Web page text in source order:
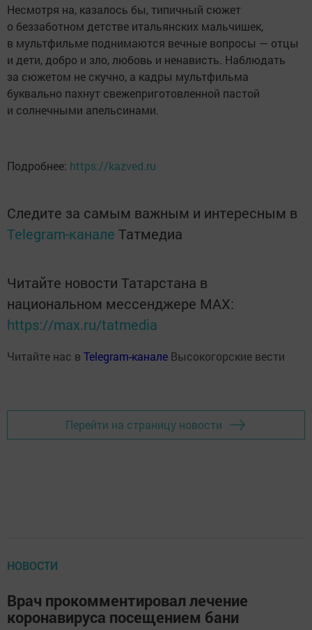
Несмотря на, казалось бы, типичный сюжет
о беззаботном детстве итальянских мальчишек,
в мультфильме поднимаются вечные вопросы — отцы
и дети, добро и зло, любовь и ненависть. Наблюдать
за сюжетом не скучно, а кадры мультфильма
буквально пахнут свежеприготовленной пастой
и солнечными апельсинами.
Подробнее: https://kazved.ru
Следите за самым важным и интересным в
Telegram-канале Татмедиа
Читайте новости Татарстана в
национальном мессенджере MАХ:
https://max.ru/tatmedia
Читайте нас в Telegram-канале Высокогорские вести
Перейти на страницу новости
НОВОСТИ
Врач прокомментировал лечение
коронавируса посещением бани